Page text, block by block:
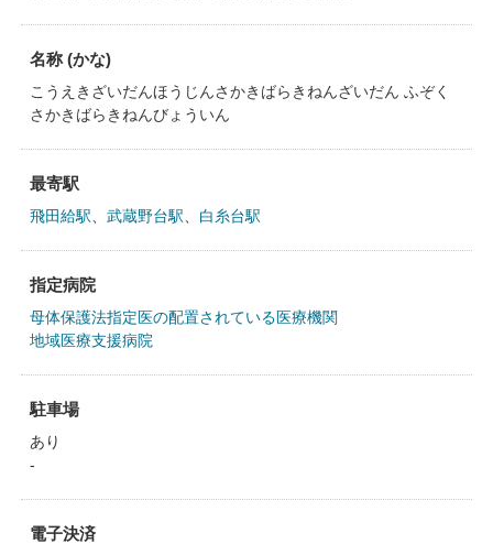
名称 (かな)
こうえきざいだんほうじんさかきばらきねんざいだん ふぞく
さかきばらきねんびょういん
最寄駅
飛田給駅 武蔵野台駅 白糸台駅
指定病院
母体保護法指定医の配置されている医療機関
地域医療支援病院
駐車場
あり
-
電子決済